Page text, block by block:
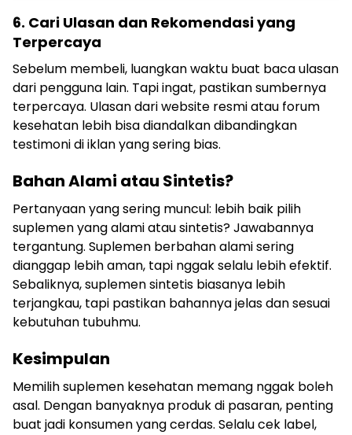
6. Cari Ulasan dan Rekomendasi yang
Terpercaya
Sebelum membeli, luangkan waktu buat baca ulasan
dari pengguna lain. Tapi ingat, pastikan sumbernya
terpercaya. Ulasan dari website resmi atau forum
kesehatan lebih bisa diandalkan dibandingkan
testimoni di iklan yang sering bias.
Bahan Alami atau Sintetis?
Pertanyaan yang sering muncul: lebih baik pilih
suplemen yang alami atau sintetis? Jawabannya
tergantung. Suplemen berbahan alami sering
dianggap lebih aman, tapi nggak selalu lebih efektif.
Sebaliknya, suplemen sintetis biasanya lebih
terjangkau, tapi pastikan bahannya jelas dan sesuai
kebutuhan tubuhmu.
Kesimpulan
Memilih suplemen kesehatan memang nggak boleh
asal. Dengan banyaknya produk di pasaran, penting
buat jadi konsumen yang cerdas. Selalu cek label,